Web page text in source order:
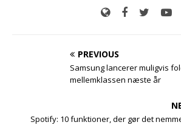
PREVIOUS
Samsung lancerer muligvis
mellemklassen næste år
Spotify: 10 funktioner, der gør det